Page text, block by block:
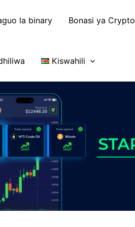
la binary Bonasi ya Crypto
Kiswahili